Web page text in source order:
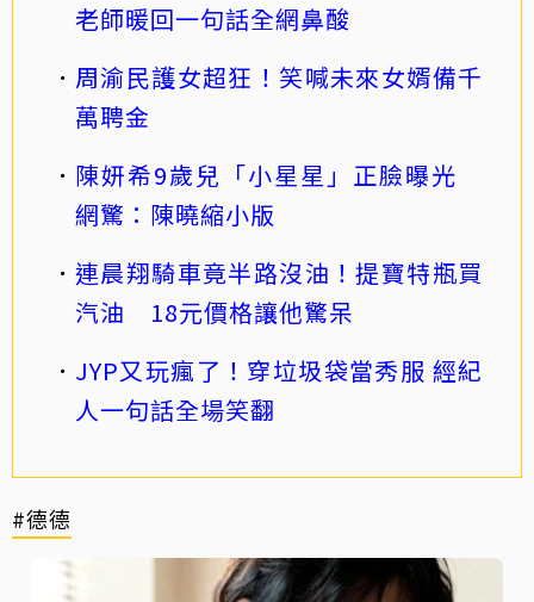
老師暖回一句話全網鼻酸
周渝民護女超狂！笑喊未來女婿備千
萬聘金
陳妍希9歲兒「小星星」正臉曝光
網驚：陳曉縮小版
連晨翔騎車竟半路沒油！提寶特瓶買
汽油 18元價格讓他驚呆
JYP又玩瘋了！穿垃圾袋當秀服 經紀
人一句話全場笑翻
#德德